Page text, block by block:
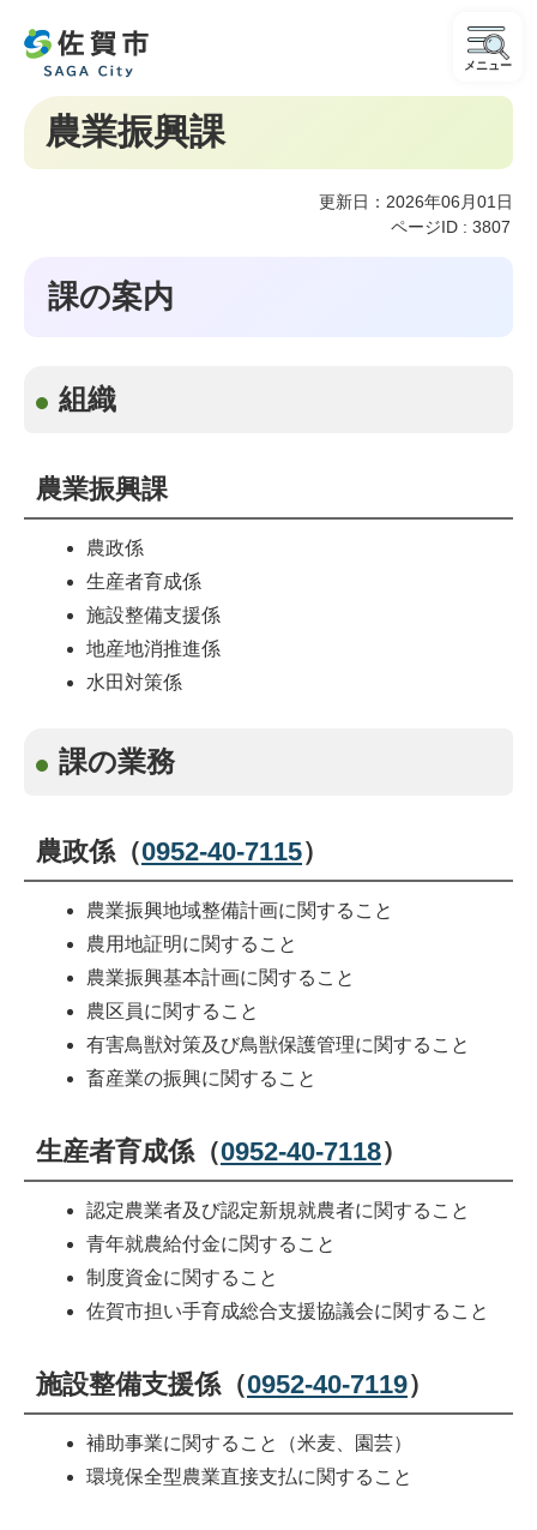
メニュー
農業振興課
更新日：2026年06月01日
ページID : 3807
課の案内
組織
農業振興課
農政係
生産者育成係
施設整備支援係
地産地消推進係
水田対策係
課の業務
農政係（0952-40-7115）
農業振興地域整備計画に関すること
農用地証明に関すること
農業振興基本計画に関すること
農区員に関すること
有害鳥獣対策及び鳥獣保護管理に関すること
畜産業の振興に関すること
生産者育成係（0952-40-7118）
認定農業者及び認定新規就農者に関すること
青年就農給付金に関すること
制度資金に関すること
佐賀市担い手育成総合支援協議会に関すること
施設整備支援係（0952-40-7119）
補助事業に関すること（米麦、園芸）
環境保全型農業直接支払に関すること